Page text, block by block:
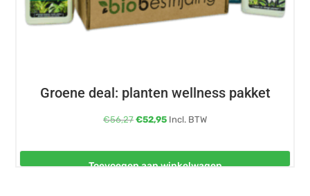
Groene deal: planten wellness pakket
€56,27 Oorspronkelijke
€52,95Huidige
Incl. BTW
Toevoegen aan winkelwagen